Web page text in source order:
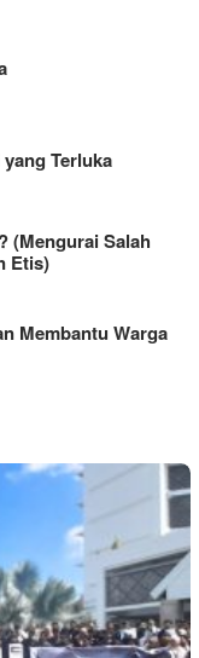
Terluka
(Mengurai Salah
Etis)
Membantu Warga